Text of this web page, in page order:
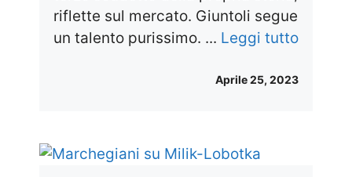
riflette sul mercato. Giuntoli segue
un talento purissimo. ... Leggi tutto
Aprile 25, 2023